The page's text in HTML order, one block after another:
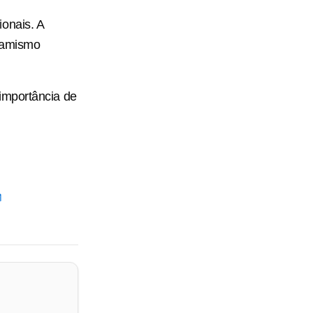
A
de